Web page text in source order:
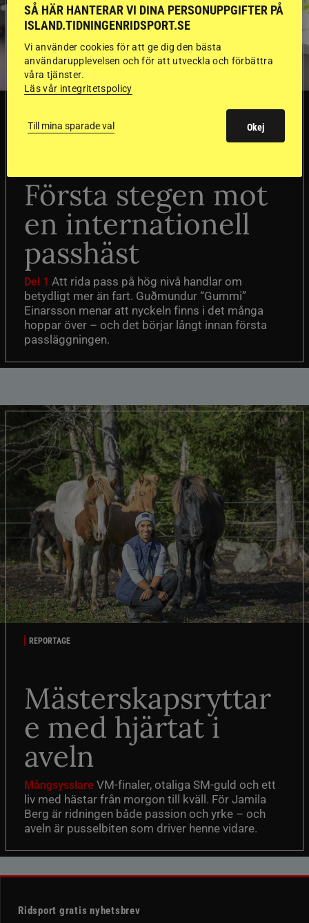
Första stegen mot
en internationell
passhäst
Del 1 Att rida pass på hög nivå handlar om
betydligt mer än fart. Guðmundur “Gummi”
Einarsson menar att nyckeln finns i det många
hoppar över – och det börjar långt innan första
passläggningen.
REPORTAGE
Mästerskapsryttar
e med hjärtat i
aveln
Mångsysslare VM-finaler, otaliga SM-guld och ett
liv med hästar från morgon till kväll. För Jamila
Berg är ridningen både passion och yrke – och
aveln är pusselbiten som driver henne vidare.
Ridsport gratis nyhetsbrev
SÅ HÄR HANTERAR VI DINA PERSONUPPGIFTER PÅ
ISLAND.TIDNINGENRIDSPORT.SE
Vi använder cookies för att ge dig den bästa
användarupplevelsen och för att utveckla och förbättra
våra tjänster.
Läs vår integritetspolicy
Till mina sparade val Okej